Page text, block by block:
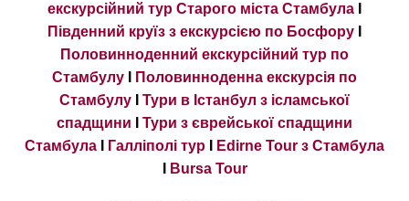
екскурсійний тур Старого міста Стамбула
Південний круїз з екскурсією по Босфору
Половинноденний екскурсійний тур по
Стамбулу
Половинноденна екскурсія по
Стамбулу
Тури в Істанбул з ісламської
спадщини
Тури з єврейської спадщини
Стамбула
Галліполі тур
Edirne Tour з Стамбула
Bursa Tour